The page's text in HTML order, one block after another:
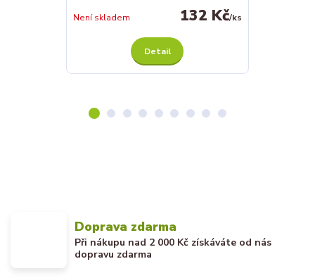
132 Kč/ks
Není skladem
Detail
Doprava zdarma
Při nákupu nad 2 000 Kč získáváte od nás
dopravu zdarma